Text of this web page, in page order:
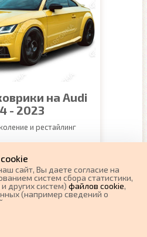
на Audi
- 2023
и рестайлинг
Ауди ТТ 8С
Новгородизменить
cайт, Вы даете согласие на
систем сбора статистики,
других систем) файлов cookie,
(например сведений о
местоположении, типе
страницы, сведений о
были совершены
о Ваших действиях на сайте